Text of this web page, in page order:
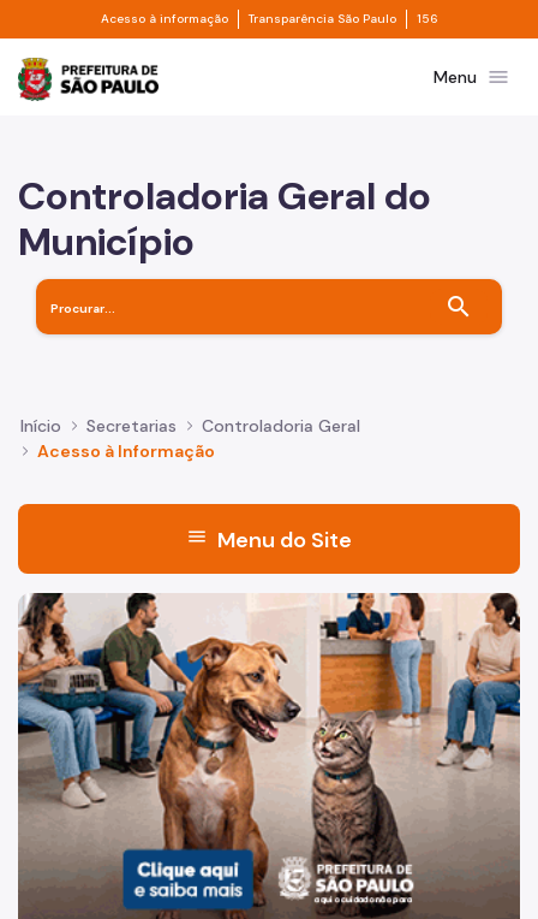
Pular para o Conteúdo principal
Acesso à informação Divisor de acesso à informação
Transparência São Paulo Divisor de
156
Prefeitura de São PauloMenu menu
Controladoria Geral do
Município
search
Início Secretarias
Controladoria Geral
Acesso à Informação
menu Menu do Site
Acesso à Informação
Participação Social
Quadro de Serviços
Proteção de Dados Pessoais
A Controladoria Geral do Município
Quem é Quem
Agenda do Controlador
Imagem de um cachorro caramelo e uma gata rajada,